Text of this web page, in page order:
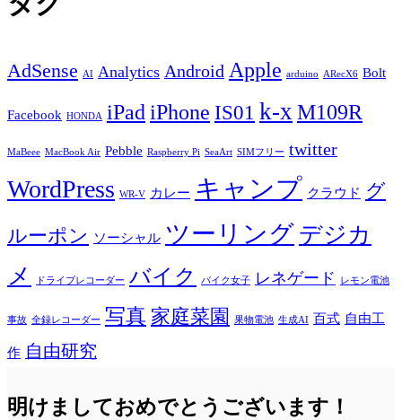
AdSense AI Analytics Android Apple arduino ARecX6 Bolt
Facebook HONDA iPad iPhone IS01 k-x M109R
MaBeee MacBook Air Pebble Raspberry Pi SeaArt SIMフリー twitter
WordPress WR-V カレー キャンプ クラウド グ
ルーポン ソーシャル ツーリング デジカ
メ
ドライブレコーダー バイク バイク女子 レネゲード レモン電池
事故 全録レコーダー 写真 家庭菜園 果物電池 生成AI 百式 自由工
作 自由研究
明けましておめでとうございます！